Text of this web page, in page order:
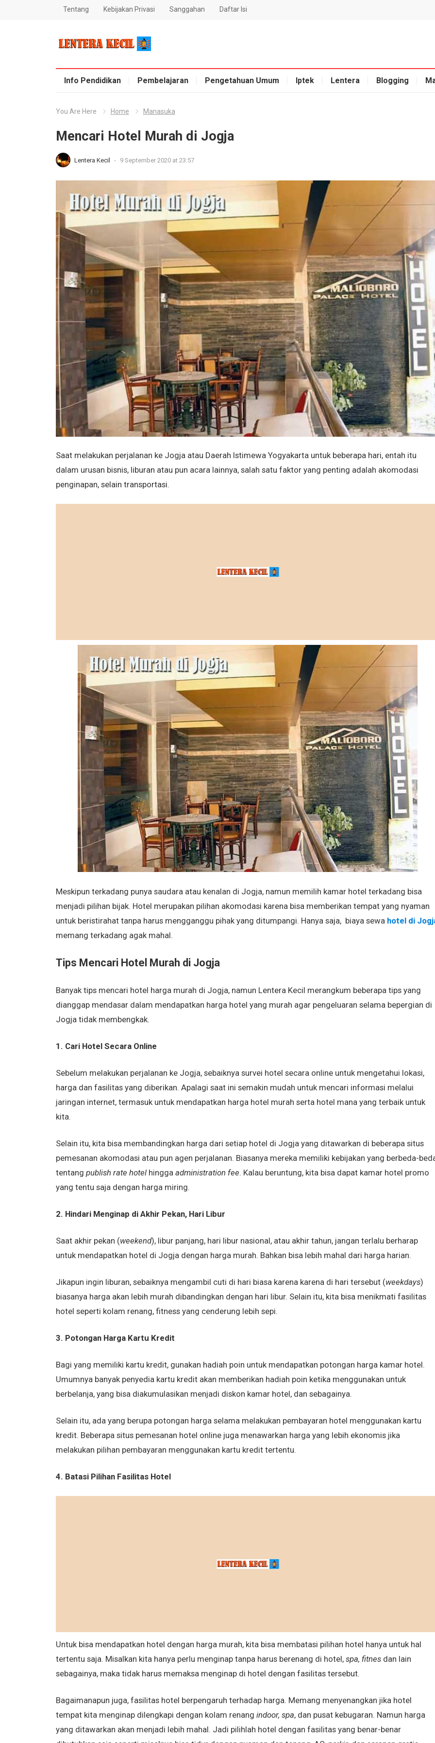
Tentang Kebijakan Privasi Sanggahan Daftar Isi
Blog Lentera Kecil
Info Pendidikan
Pembelajaran Pengetahuan Umum Iptek Lentera Blogging
You Are Here Home Manasuka
Mencari Hotel Murah di Jogja
Lentera Kecil - 9 September 2020 at 23:57
Saat melakukan perjalanan ke Jogja atau Daerah Istimewa Yogyakarta untuk beberapa hari, entah itu
dalam urusan bisnis, liburan atau pun acara lainnya, salah satu faktor yang penting adalah akomodasi
penginapan, selain transportasi.
Meskipun terkadang punya saudara atau kenalan di Jogja, namun memilih kamar hotel terkadang bisa
menjadi pilihan bijak. Hotel merupakan pilihan akomodasi karena bisa memberikan tempat yang nyaman
untuk beristirahat tanpa harus mengganggu pihak yang ditumpangi. Hanya saja, biaya sewa hotel di
memang terkadang agak mahal.
Tips Mencari Hotel Murah di Jogja
Banyak tips mencari hotel harga murah di Jogja, namun Lentera Kecil merangkum beberapa tips yang
dianggap mendasar dalam mendapatkan harga hotel yang murah agar pengeluaran selama bepergian di
Jogja tidak membengkak.
1. Cari Hotel Secara Online
Sebelum melakukan perjalanan ke Jogja, sebaiknya survei hotel secara online untuk mengetahui lokasi,
harga dan fasilitas yang diberikan. Apalagi saat ini semakin mudah untuk mencari informasi melalui
jaringan internet, termasuk untuk mendapatkan harga hotel murah serta hotel mana yang terbaik untuk
kita.
Selain itu, kita bisa membandingkan harga dari setiap hotel di Jogja yang ditawarkan di beberapa situs
pemesanan akomodasi atau pun agen perjalanan. Biasanya mereka memiliki kebijakan yang berbeda-
tentang publish rate hotelhingga administration fee. Kalau beruntung, kita bisa dapat kamar hotel promo
yang tentu saja dengan harga miring.
2. Hindari Menginap di Akhir Pekan, Hari Libur
Saat akhir pekan (weekend), libur panjang, hari libur nasional, atau akhir tahun, jangan terlalu berharap
untuk mendapatkan hotel di Jogja dengan harga murah. Bahkan bisa lebih mahal dari harga harian.
Jikapun ingin liburan, sebaiknya mengambil cuti di hari biasa karena karena di hari tersebut (weekdays)
biasanya harga akan lebih murah dibandingkan dengan hari libur. Selain itu, kita bisa menikmati fasilitas
hotel seperti kolam renang, fitness yang cenderung lebih sepi.
3. Potongan Harga Kartu Kredit
Bagi yang memiliki kartu kredit, gunakan hadiah poin untuk mendapatkan potongan harga kamar hotel.
Umumnya banyak penyedia kartu kredit akan memberikan hadiah poin ketika menggunakan untuk
berbelanja, yang bisa diakumulasikan menjadi diskon kamar hotel, dan sebagainya.
Selain itu, ada yang berupa potongan harga selama melakukan pembayaran hotel menggunakan kartu
kredit. Beberapa situs pemesanan hotel online juga menawarkan harga yang lebih ekonomis jika
melakukan pilihan pembayaran menggunakan kartu kredit tertentu.
4. Batasi Pilihan Fasilitas Hotel
Untuk bisa mendapatkan hotel dengan harga murah, kita bisa membatasi pilihan hotel hanya untuk hal
tertentu saja. Misalkan kita hanya perlu menginap tanpa harus berenang di hotel, spa, fitnesdan lain
sebagainya, maka tidak harus memaksa menginap di hotel dengan fasilitas tersebut.
Bagaimanapun juga, fasilitas hotel berpengaruh terhadap harga. Memang menyenangkan jika hotel
tempat kita menginap dilengkapi dengan kolam renang indoor, spa, dan pusat kebugaran. Namun harga
yang ditawarkan akan menjadi lebih mahal. Jadi pilihlah hotel dengan fasilitas yang benar-benar